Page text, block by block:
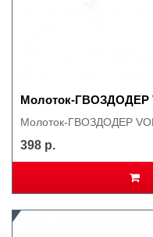
Молоток-ГВОЗДОДЕР
Молоток-ГВОЗДОДЕР
398 р.